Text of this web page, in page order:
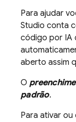
Para ajudar
Studio conta
código por IA
aberto assim
O
padrão.
Para ativar